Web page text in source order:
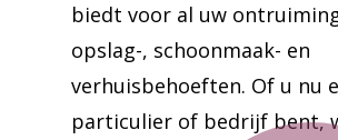
biedt voor al uw
opslag-, schoonmaak- en
verhuisbehoeften. Of u nu
particulier of bedrijf bent,